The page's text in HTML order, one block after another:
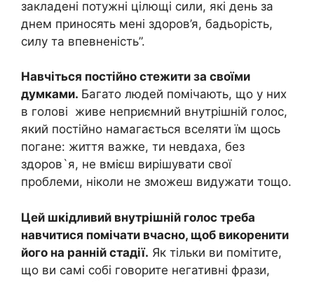
закладені потужні цілющі сили, які день за
днем ​​приносять мені здоров’я, бадьорість,
силу та впевненість”.
Навчіться постійно стежити за своїми
думками. Багато людей помічають, що у них
в голові живе неприємний внутрішній голос,
який постійно намагається вселяти їм щось
погане: життя важке, ти невдаха, без
здоров`я, не вмієш вирішувати свої
проблеми, ніколи не зможеш видужати тощо.
Цей шкідливий внутрішній голос треба
навчитися помічати вчасно, щоб викоренити
його на ранній стадії. Як тільки ви помітите,
що ви самі собі говорите негативні фрази,